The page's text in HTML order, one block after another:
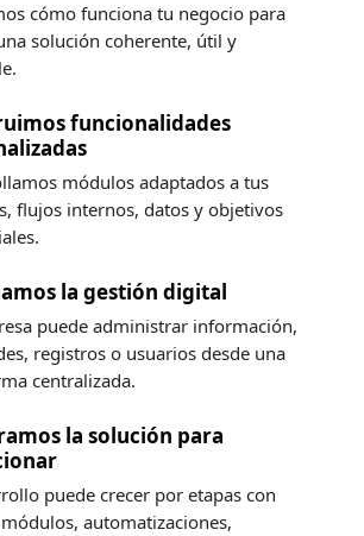
cómo funciona tu negocio para
solución coherente, útil y
funcionalidades
módulos adaptados a tus
flujos internos, datos y objetivos
la gestión digital
puede administrar información,
registros o usuarios desde una
centralizada.
la solución para
puede crecer por etapas con
automatizaciones,